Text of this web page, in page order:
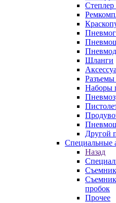
Степлер
Шланги
Наборы
Другой
Специальные
Назад
пробок
Прочее